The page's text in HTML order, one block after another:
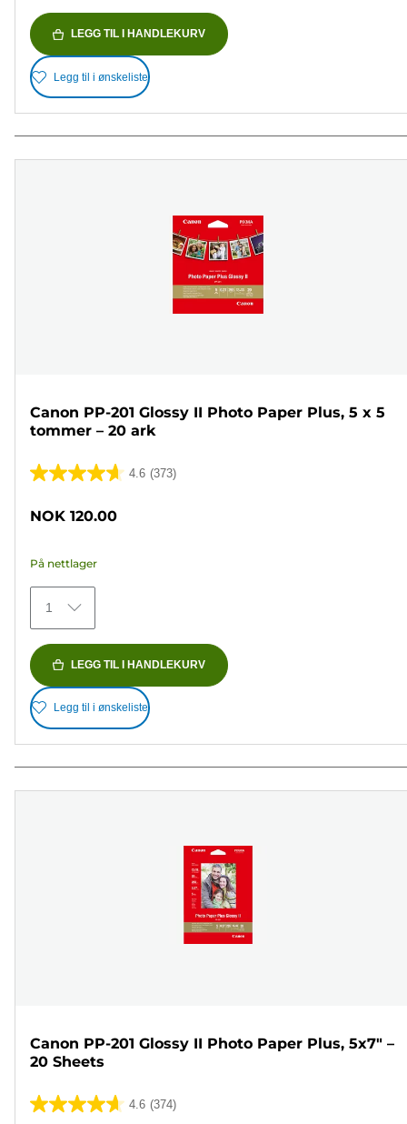
LEGG TIL I HANDLEKURV
Legg til i ønskeliste
Canon PP-201 Glossy II Photo Paper Plus, 5 x 5
tommer – 20 ark
4.6 (373)
4.6
5
373
omtaler
NOK 120.00
På nettlager
1
LEGG TIL I HANDLEKURV
Legg til i ønskeliste
Canon PP-201 Glossy II Photo Paper Plus, 5x7" –
20 Sheets
4.6 (374)
4.6